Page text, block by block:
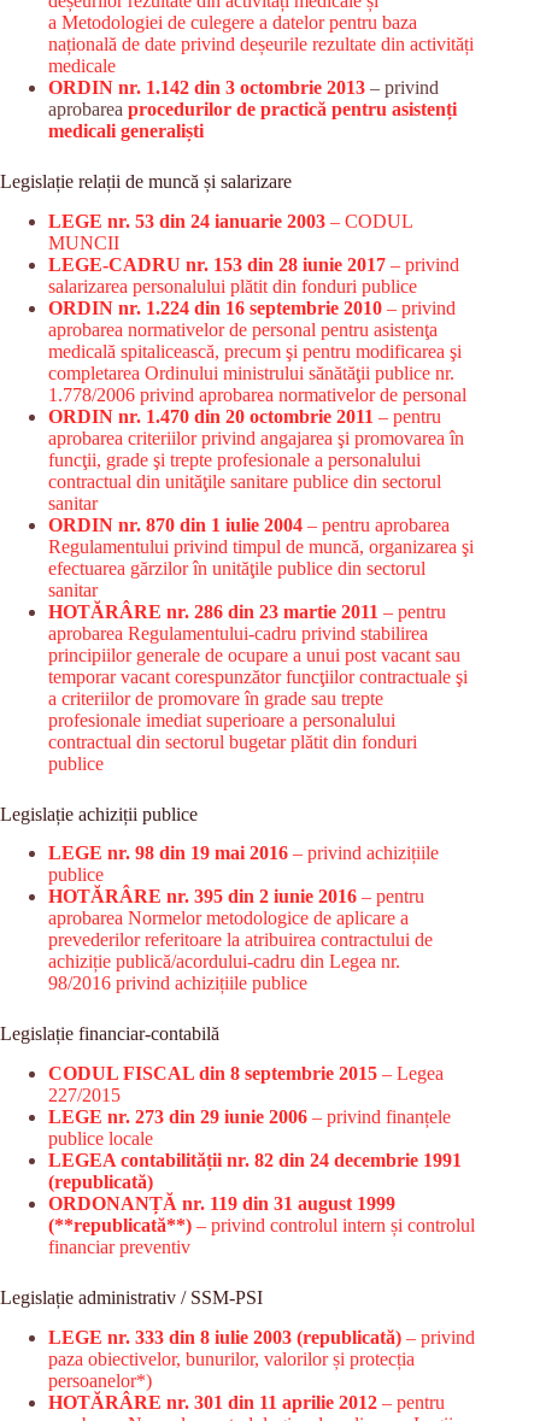
a Metodologiei de culegere a datelor pentru baza
națională de date privind deșeurile rezultate din activități
medicale
ORDIN nr. 1.142 din 3 octombrie 2013 – privind
aprobarea procedurilor de practică pentru asistenți
medicali generaliști
Legislație relații de muncă și salarizare
LEGE nr. 53 din 24 ianuarie 2003 – CODUL
MUNCII
LEGE-CADRU nr. 153 din 28 iunie 2017 – privind
salarizarea personalului plătit din fonduri publice
ORDIN nr. 1.224 din 16 septembrie 2010 – privind
aprobarea normativelor de personal pentru asistenţa
medicală spitalicească, precum şi pentru modificarea şi
completarea Ordinului ministrului sănătăţii publice nr.
1.778/2006 privind aprobarea normativelor de personal
ORDIN nr. 1.470 din 20 octombrie 2011 – pentru
aprobarea criteriilor privind angajarea şi promovarea în
funcţii, grade şi trepte profesionale a personalului
contractual din unităţile sanitare publice din sectorul
sanitar
ORDIN nr. 870 din 1 iulie 2004 – pentru aprobarea
Regulamentului privind timpul de muncă, organizarea şi
efectuarea gărzilor în unităţile publice din sectorul
sanitar
HOTĂRÂRE nr. 286 din 23 martie 2011 – pentru
aprobarea Regulamentului-cadru privind stabilirea
principiilor generale de ocupare a unui post vacant sau
temporar vacant corespunzător funcţiilor contractuale şi
a criteriilor de promovare în grade sau trepte
profesionale imediat superioare a personalului
contractual din sectorul bugetar plătit din fonduri
publice
Legislație achiziții publice
LEGE nr. 98 din 19 mai 2016 – privind achizițiile
publice
HOTĂRÂRE nr. 395 din 2 iunie 2016 – pentru
aprobarea Normelor metodologice de aplicare a
prevederilor referitoare la atribuirea contractului de
achiziție publică/acordului-cadru din Legea nr.
98/2016 privind achizițiile publice
Legislație financiar-contabilă
CODUL FISCAL din 8 septembrie 2015 – Legea
227/2015
LEGE nr. 273 din 29 iunie 2006 – privind finanțele
publice locale
LEGEA contabilității nr. 82 din 24 decembrie 1991
(republicată)
ORDONANȚĂ nr. 119 din 31 august 1999
(**republicată**) – privind controlul intern și controlul
financiar preventiv
Legislație administrativ / SSM-PSI
LEGE nr. 333 din 8 iulie 2003 (republicată) – privind
paza obiectivelor, bunurilor, valorilor și protecția
persoanelor*)
HOTĂRÂRE nr. 301 din 11 aprilie 2012 – pentru